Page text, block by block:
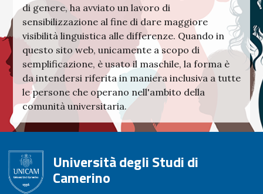
di genere, ha avviato un lavoro di
sensibilizzazione al fine di dare maggiore
visibilità linguistica alle differenze. Quando in
questo sito web, unicamente a scopo di
semplificazione, è usato il maschile, la forma è
da intendersi riferita in maniera inclusiva a tutte
le persone che operano nell'ambito della
comunità universitaria.
Università degli Studi di
Camerino